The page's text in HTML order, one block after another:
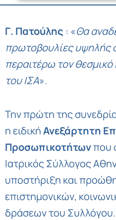
Γ. Πατούλης : «Θα
πρωτοβουλίες υψηλής
περαιτέρω τον θεσμικό
του ΙΣΑ».
Την πρώτη της
η ειδικήΑνεξάρτητη
Προσωπικοτήτωνπου
Ιατρικός Σύλλογος
υποστήριξη και
επιστημονικών,
δράσεων του Συλλόγου.